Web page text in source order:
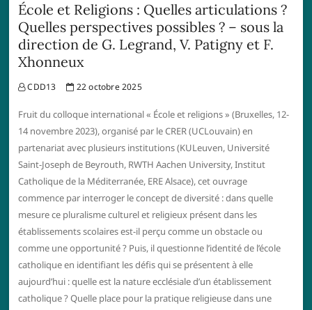
École et Religions : Quelles articulations ?
Quelles perspectives possibles ? – sous la
direction de G. Legrand, V. Patigny et F.
Xhonneux
CDD13 22 octobre 2025
Fruit du colloque international « École et religions » (Bruxelles, 12-
14 novembre 2023), organisé par le CRER (UCLouvain) en
partenariat avec plusieurs institutions (KULeuven, Université
Saint-Joseph de Beyrouth, RWTH Aachen University, Institut
Catholique de la Méditerranée, ERE Alsace), cet ouvrage
commence par interroger le concept de diversité : dans quelle
mesure ce pluralisme culturel et religieux présent dans les
établissements scolaires est-il perçu comme un obstacle ou
comme une opportunité ? Puis, il questionne l’identité de l’école
catholique en identifiant les défis qui se présentent à elle
aujourd’hui : quelle est la nature ecclésiale d’un établissement
catholique ? Quelle place pour la pratique religieuse dans une